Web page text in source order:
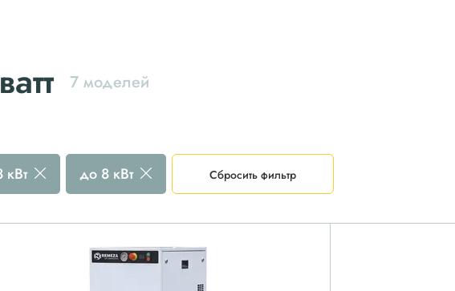
7 моделей
кВт до 8 кВт Сбросить фильтр